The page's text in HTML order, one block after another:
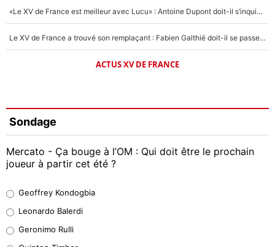
«Le XV de France est meilleur avec Lucu» : Antoine Dupont doit-il s’inquiéter pour sa place ?
Le XV de France a trouvé son remplaçant : Fabien Galthié doit-il se passer d'Antoine Dupont ?
ACTUS XV DE FRANCE
Sondage
Mercato - Ça bouge à l’OM : Qui doit être le prochain
joueur à partir cet été ?
38%
32%
Geoffrey Kondogbia
Leonardo Balerdi
Geronimo Rulli